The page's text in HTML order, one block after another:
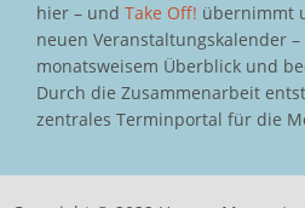
hier – und Take Off! übernimmt
neuen Veranstaltungskalender
monatsweisem Überblick und
Durch die Zusammenarbeit
zentrales Terminportal für die